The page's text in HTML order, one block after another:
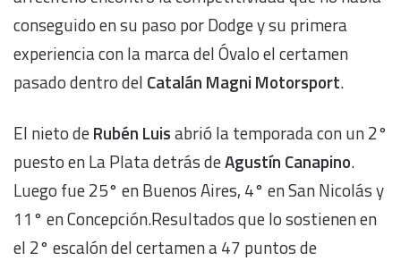
conseguido en su paso por Dodge y su primera
experiencia con la marca del Óvalo el certamen
pasado dentro del Catalán Magni Motorsport.
El nieto deRubén Luisabrió la temporada con un 2°
puesto en La Plata detrás deAgustín Canapino.
Luego fue 25° en Buenos Aires, 4° en San Nicolás y
11° en Concepción.Resultados que lo sostienen en
el 2° escalón del certamen a 47 puntos de